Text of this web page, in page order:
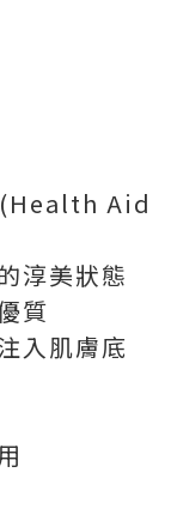
(Health Aid
淳美狀態
質
入肌膚底